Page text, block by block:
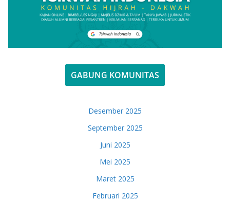
GABUNG KOMUNITAS
Desember 2025
September 2025
Juni 2025
Mei 2025
Maret 2025
Februari 2025